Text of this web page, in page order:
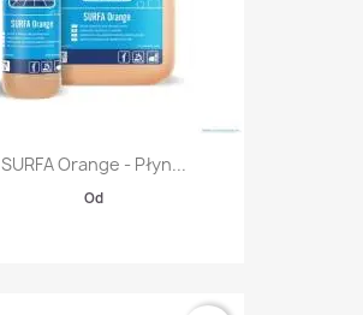
SURFA Orange - Płyn...
Od